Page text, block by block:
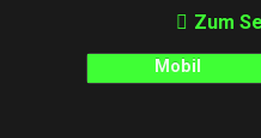
Zum
Mobil